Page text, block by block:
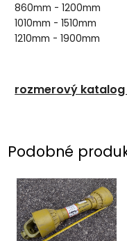
860mm - 1200mm
1010mm - 1510mm
1210mm - 1900mm
rozmerový
Podobné